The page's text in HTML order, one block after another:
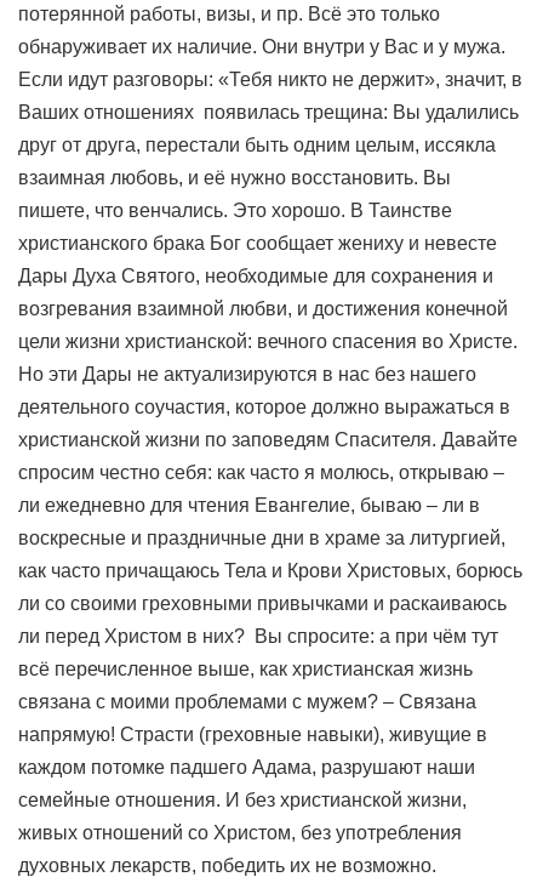
потерянной работы, визы, и пр. Всё это только
обнаруживает их наличие. Они внутри у Вас и у мужа.
Если идут разговоры: «Тебя никто не держит», значит, в
Ваших отношениях появилась трещина: Вы удалились
друг от друга, перестали быть одним целым, иссякла
взаимная любовь, и её нужно восстановить. Вы
пишете, что венчались. Это хорошо. В Таинстве
христианского брака Бог сообщает жениху и невесте
Дары Духа Святого, необходимые для сохранения и
возгревания взаимной любви, и достижения конечной
цели жизни христианской: вечного спасения во Христе.
Но эти Дары не актуализируются в нас без нашего
деятельного соучастия, которое должно выражаться в
христианской жизни по заповедям Спасителя. Давайте
спросим честно себя: как часто я молюсь, открываю –
ли ежедневно для чтения Евангелие, бываю – ли в
воскресные и праздничные дни в храме за литургией,
как часто причащаюсь Тела и Крови Христовых, борюсь
ли со своими греховными привычками и раскаиваюсь
ли перед Христом в них? Вы спросите: а при чём тут
всё перечисленное выше, как христианская жизнь
связана с моими проблемами с мужем? – Связана
напрямую! Страсти (греховные навыки), живущие в
каждом потомке падшего Адама, разрушают наши
семейные отношения. И без христианской жизни,
живых отношений со Христом, без употребления
духовных лекарств, победить их не возможно.